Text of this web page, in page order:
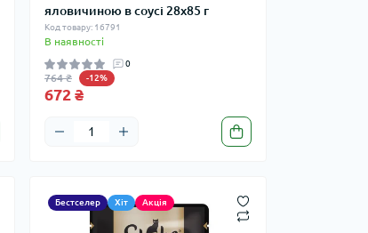
яловичиною в соусі 28х85 г
Код товару: 16791
В наявності
0
764 ₴ -12%
672 ₴
Бестселер Хіт Акція